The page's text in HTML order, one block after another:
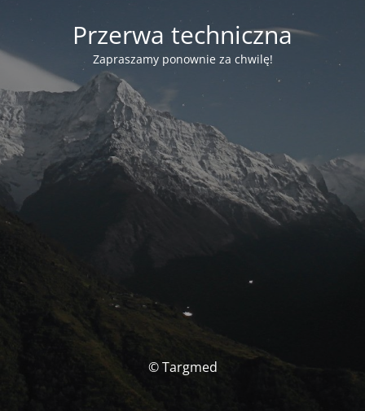
Przerwa techniczna
Zapraszamy ponownie za chwilę!
© Targmed